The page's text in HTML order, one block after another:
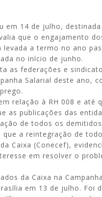
em 14 de julho,
que o engajamento
a termo no ano
no início de junho.
as federações e
Salarial deste ano,
relação à RH 008 e
as publicações das
de todos os
que a reintegração de
Caixa (Conecef),
em resolver o
da Caixa na
em 13 de julho. Foi